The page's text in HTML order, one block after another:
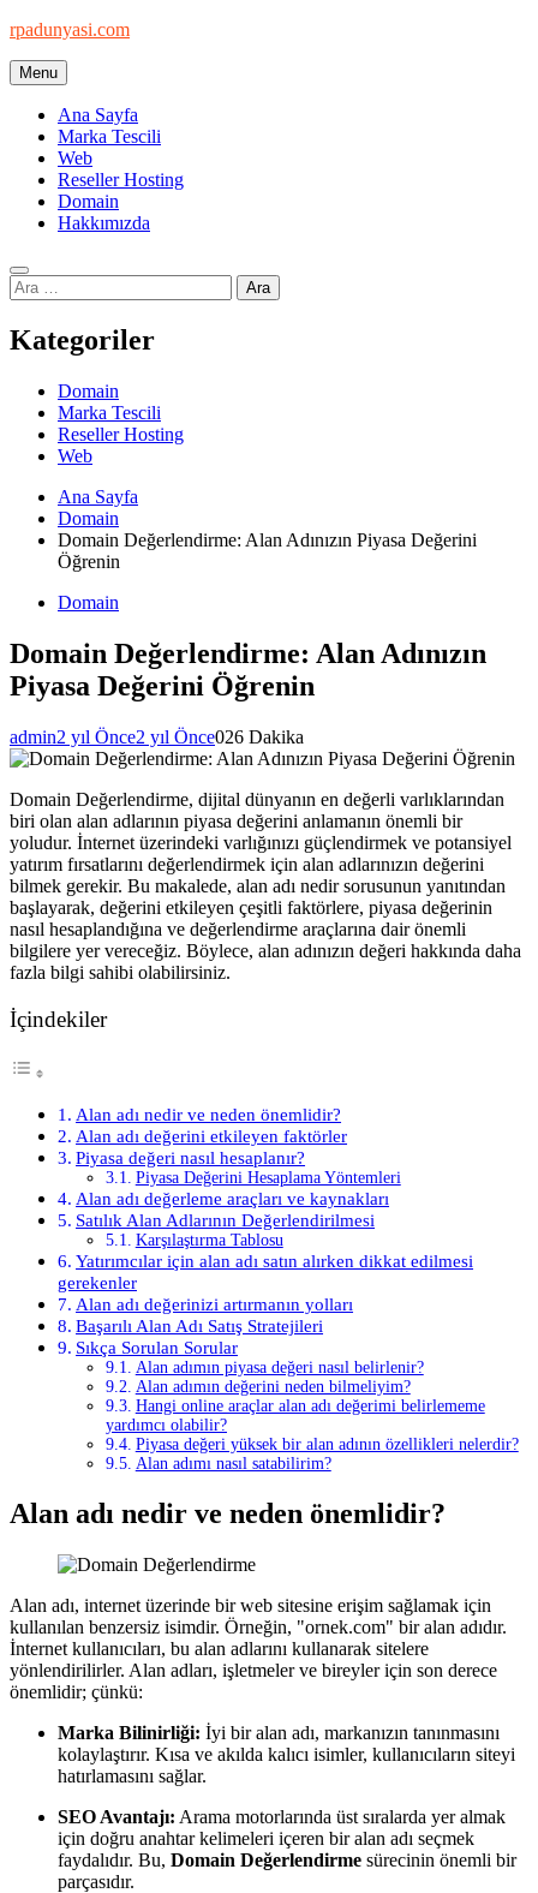
Skip
content
rpadunyasi.com
"Webin Kalbinde: Marka Tescili ve Hosting Çözümleri!
Menu
Ana Sayfa
Marka Tescili
Web
Reseller Hosting
Domain
Hakkımızda
Arama:
Kategoriler
Domain
Marka Tescili
Reseller Hosting
Web
Ana Sayfa
Domain
Domain Değerlendirme: Alan Adınızın Piyasa Değerini
Öğrenin
Domain
Domain Değerlendirme: Alan Adınızın
Piyasa Değerini Öğrenin
admin2 yıl Önce2 yıl Önce026 Dakika
Domain Değerlendirme, dijital dünyanın en değerli varlıklarından
biri olan alan adlarının piyasa değerini anlamanın önemli bir
yoludur. İnternet üzerindeki varlığınızı güçlendirmek ve potansiyel
yatırım fırsatlarını değerlendirmek için alan adlarınızın değerini
bilmek gerekir. Bu makalede, alan adı nedir sorusunun yanıtından
başlayarak, değerini etkileyen çeşitli faktörlere, piyasa değerinin
nasıl hesaplandığına ve değerlendirme araçlarına dair önemli
bilgilere yer vereceğiz. Böylece, alan adınızın değeri hakkında daha
fazla bilgi sahibi olabilirsiniz.
İçindekiler
Alan adı nedir ve neden önemlidir?
Alan adı değerini etkileyen faktörler
Piyasa değeri nasıl hesaplanır?
Piyasa Değerini Hesaplama Yöntemleri
Alan adı değerleme araçları ve kaynakları
Satılık Alan Adlarının Değerlendirilmesi
Karşılaştırma Tablosu
Yatırımcılar için alan adı satın alırken dikkat edilmesi
gerekenler
Alan adı değerinizi artırmanın yolları
Başarılı Alan Adı Satış Stratejileri
Sıkça Sorulan Sorular
Alan adımın piyasa değeri nasıl belirlenir?
Alan adımın değerini neden bilmeliyim?
Hangi online araçlar alan adı değerimi belirlememe
yardımcı olabilir?
Piyasa değeri yüksek bir alan adının özellikleri nelerdir?
Alan adımı nasıl satabilirim?
Alan adı nedir ve neden önemlidir?
Alan adı, internet üzerinde bir web sitesine erişim sağlamak için
kullanılan benzersiz isimdir. Örneğin, "ornek.com" bir alan adıdır.
İnternet kullanıcıları, bu alan adlarını kullanarak sitelere
yönlendirilirler. Alan adları, işletmeler ve bireyler için son derece
önemlidir; çünkü:
Marka Bilinirliği: İyi bir alan adı, markanızın tanınmasını
kolaylaştırır. Kısa ve akılda kalıcı isimler, kullanıcıların siteyi
hatırlamasını sağlar.
SEO Avantajı: Arama motorlarında üst sıralarda yer almak
için doğru anahtar kelimeleri içeren bir alan adı seçmek
faydalıdır. Bu, Domain Değerlendirme sürecinin önemli bir
parçasıdır.